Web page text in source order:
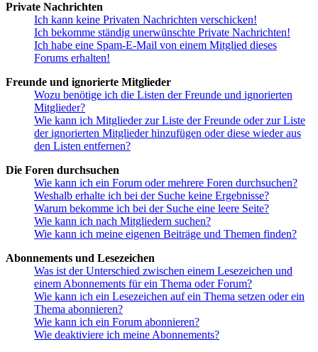
Private Nachrichten
Ich kann keine Privaten Nachrichten verschicken!
Ich bekomme ständig unerwünschte Private Nachrichten!
Ich habe eine Spam-E-Mail von einem Mitglied dieses
Forums erhalten!
Freunde und ignorierte Mitglieder
Wozu benötige ich die Listen der Freunde und ignorierten
Mitglieder?
Wie kann ich Mitglieder zur Liste der Freunde oder zur Liste
der ignorierten Mitglieder hinzufügen oder diese wieder aus
den Listen entfernen?
Die Foren durchsuchen
Wie kann ich ein Forum oder mehrere Foren durchsuchen?
Weshalb erhalte ich bei der Suche keine Ergebnisse?
Warum bekomme ich bei der Suche eine leere Seite?
Wie kann ich nach Mitgliedern suchen?
Wie kann ich meine eigenen Beiträge und Themen finden?
Abonnements und Lesezeichen
Was ist der Unterschied zwischen einem Lesezeichen und
einem Abonnements für ein Thema oder Forum?
Wie kann ich ein Lesezeichen auf ein Thema setzen oder ein
Thema abonnieren?
Wie kann ich ein Forum abonnieren?
Wie deaktiviere ich meine Abonnements?